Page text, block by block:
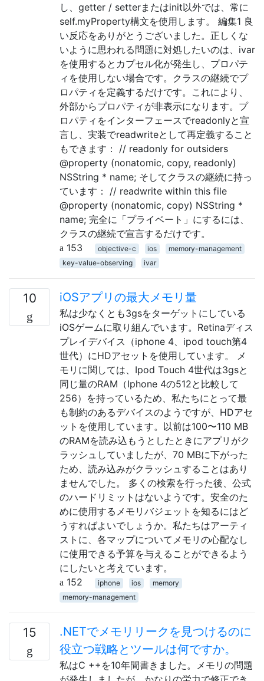
し、getter / setterまたはinit以外では、常に
self.myProperty構文を使用します。 編集1 良
い反応をありがとうございました。正しくな
いように思われる問題に対処したいのは、ivar
を使用するとカプセル化が発生し、プロパテ
ィを使用しない場合です。クラスの継続でプ
ロパティを定義するだけです。これにより、
外部からプロパティが非表示になります。プ
ロパティをインターフェースでreadonlyと宣
言し、実装でreadwriteとして再定義すること
もできます： // readonly for outsiders
@property (nonatomic, copy, readonly)
NSString * name; そしてクラスの継続に持っ
ています： // readwrite within this file
@property (nonatomic, copy) NSString *
name; 完全に「プライベート」にするには、
クラスの継続で宣言するだけです。
153
objective-c ios
memory-management
key-value-observing
ivar
10 iOSアプリの最大メモリ量
私は少なくとも3gsをターゲットにしている
iOSゲームに取り組んでいます。Retinaディス
プレイデバイス（iphone 4、ipod touch第4
世代）にHDアセットを使用しています。 メ
モリに関しては、Ipod Touch 4世代は3gsと
同じ量のRAM（Iphone 4の512と比較して
256）を持っているため、私たちにとって最
も制約のあるデバイスのようですが、HDアセ
ットを使用しています。以前は100〜110 MB
のRAMを読み込もうとしたときにアプリがク
ラッシュしていましたが、70 MBに下がった
ため、読み込みがクラッシュすることはあり
ませんでした。 多くの検索を行った後、公式
のハードリミットはないようです。安全のた
めに使用するメモリバジェットを知るにはど
うすればよいでしょうか。私たちはアーティ
ストに、各マップについてメモリの心配なし
に使用できる予算を与えることができるよう
にしたいと考えています。
152
iphone ios
memory
memory-management
15
.NETでメモリリークを見つけるのに
役立つ戦略とツールは何ですか。
私はC ++を10年間書きました。メモリの問題